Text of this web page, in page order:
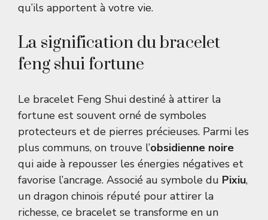
qu’ils apportent à votre vie.
La signification du bracelet
feng shui fortune
Le bracelet Feng Shui destiné à attirer la
fortune est souvent orné de symboles
protecteurs et de pierres précieuses. Parmi les
plus communs, on trouve l’obsidienne noire
qui aide à repousser les énergies négatives et
favorise l’ancrage. Associé au symbole du Pixiu,
un dragon chinois réputé pour attirer la
richesse, ce bracelet se transforme en un